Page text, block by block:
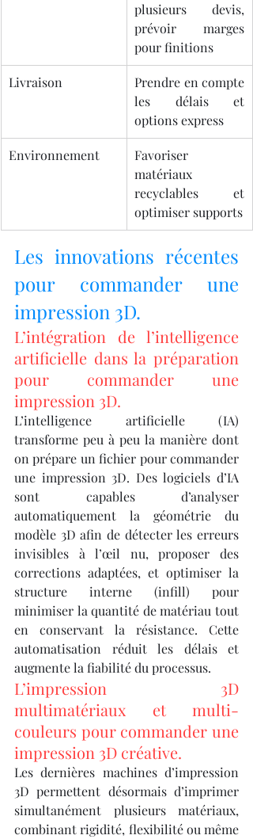
plusieurs devis,
prévoir marges
pour finitions
Livraison
Prendre en compte
les délais et
options express
Environnement
Favoriser
matériaux
recyclables et
optimiser supports
Les innovations récentes
pour commander une
impression 3D.
L’intégration de l’intelligence
artificielle dans la préparation
pour commander une
impression 3D.
L’intelligence artificielle (IA)
transforme peu à peu la manière dont
on prépare un fichier pour commander
une impression 3D. Des logiciels d’IA
sont capables d’analyser
automatiquement la géométrie du
modèle 3D afin de détecter les erreurs
invisibles à l’œil nu, proposer des
corrections adaptées, et optimiser la
structure interne (infill) pour
minimiser la quantité de matériau tout
en conservant la résistance. Cette
automatisation réduit les délais et
augmente la fiabilité du processus.
L’impression 3D
multimatériaux et multi-
couleurs pour commander une
impression 3D créative.
Les dernières machines d’impression
3D permettent désormais d’imprimer
simultanément plusieurs matériaux,
combinant rigidité, flexibilité ou même